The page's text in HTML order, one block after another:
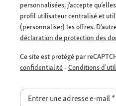
personnalisées, j’accepte
profil utilisateur centralisé et
(personnaliser) les offres.
déclaration de protection des
Ce site est protégé par
confidentialité - Conditions
Entrer une adresse e-mail*